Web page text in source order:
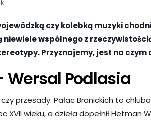
czy kolebką muzyki
wspólnego z
Przyznajemy, jest na czym
Wersal Podlasia
przesady. Pałac Branickich to
XVII wieku, a dzieła dopełnił Hetman